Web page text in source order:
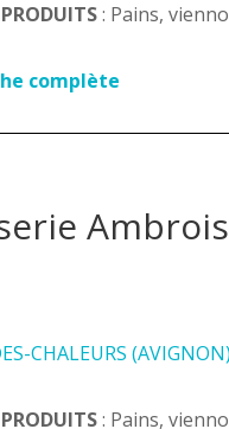
: Pains,
complète
CHALEURS (AVIGNON)
: Pains,